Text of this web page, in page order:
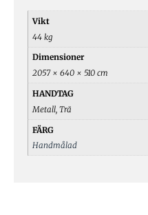
Vikt
44 kg
Dimensioner
2057 × 640 × 510 cm
HANDTAG
Metall, Trä
FÄRG
Handmålad